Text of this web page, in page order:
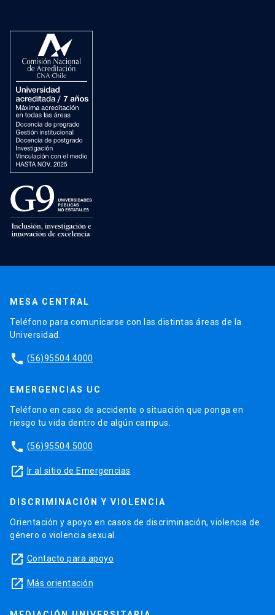
MESA CENTRAL
Teléfono para comunicarse con las distintas áreas de la
Universidad.
phone (56)95504 4000
EMERGENCIAS UC
Teléfono en caso de accidente o situación que ponga en
riesgo tu vida dentro de algún campus.
phone (56)95504 5000
launch Ir al sitio de Emergencias
DISCRIMINACIÓN Y VIOLENCIA
Orientación y apoyo en casos de discriminación, violencia de
género o violencia sexual.
launch Contacto para apoyo
launch Más orientación